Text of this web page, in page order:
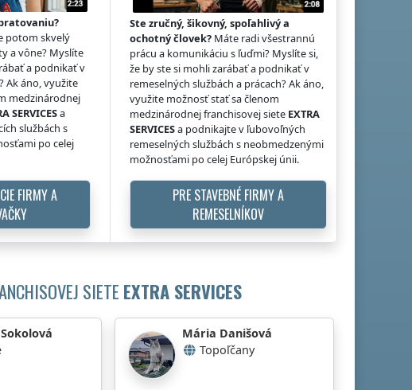
potom skvelý
a vône? Myslíte
a podnikať v
Ak áno, využite
medzinárodnej
SERVICESa
službách s
po celej
FIRMY A
Ste zručný, šikovný, spoľahlivý a
ochotný človek?Máte radi všestrannú
prácu a komunikáciu s ľuďmi? Myslíte si,
že by ste si mohli zarábať a podnikať v
remeselných službách a prácach? Ak áno,
využite možnosť stať sa členom
medzinárodnej franchisovej siete EXTRA
SERVICESa podnikajte v ľubovoľných
remeselných službách s neobmedzenými
možnosťami po celej Európskej únii.
PRE STAVEBNÉ FIRMY A
REMESELNÍKOV
SIETE EXTRA SERVICES
Mária Danišová
Topoľčany